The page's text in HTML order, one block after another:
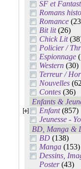
SF et
Romans
Romance
Bit lit(26)
Chick Lit
Policier /
Espionnage
Western (30)
Terreur /
Nouvelles
Contes (36)
Enfants &
Enfant(857)
Jeunesse -
BD, Manga &
BD (138)
Manga (153)
Dessins,
Poster(43)